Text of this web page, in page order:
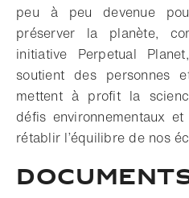
peu à peu devenue
préserver la planète,
initiative Perpetual
soutient des personnes
mettent à profit la
défis environnementaux
rétablir l’équilibre de nos